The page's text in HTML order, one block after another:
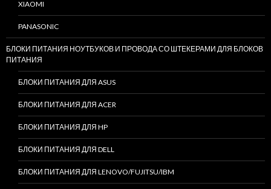
XIAOMI
PANASONIC
БЛОКИ ПИТАНИЯ НОУТБУКОВ И ПРОВОДА СО ШТЕКЕРАМИ ДЛЯ БЛОКОВ
ПИТАНИЯ
БЛОКИ ПИТАНИЯ ДЛЯ ASUS
БЛОКИ ПИТАНИЯ ДЛЯ ACER
БЛОКИ ПИТАНИЯ ДЛЯ HP
БЛОКИ ПИТАНИЯ ДЛЯ DELL
БЛОКИ ПИТАНИЯ ДЛЯ LENOVO/FUJITSU/IBM